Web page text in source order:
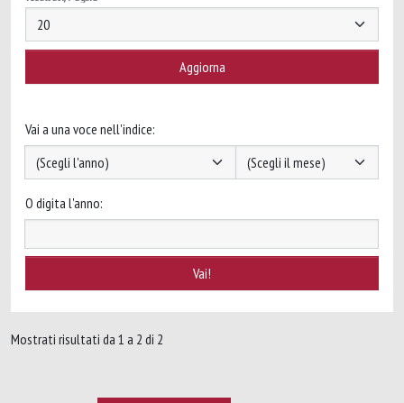
Vai a una voce nell'indice:
O digita l'anno:
Mostrati risultati da 1 a 2 di 2